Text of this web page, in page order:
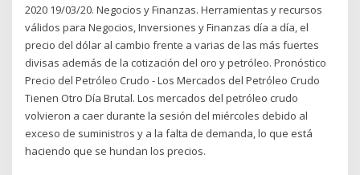
2020 19/03/20. Negocios y Finanzas. Herramientas y recursos
válidos para Negocios, Inversiones y Finanzas día a día, el
precio del dólar al cambio frente a varias de las más fuertes
divisas además de la cotización del oro y petróleo. Pronóstico
Precio del Petróleo Crudo - Los Mercados del Petróleo Crudo
Tienen Otro Día Brutal. Los mercados del petróleo crudo
volvieron a caer durante la sesión del miércoles debido al
exceso de suministros y a la falta de demanda, lo que está
haciendo que se hundan los precios.